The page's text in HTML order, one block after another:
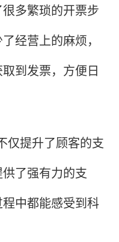
多繁琐的开票步
经营上的麻烦，
到发票，方便日
提升了顾客的支
了强有力的支
中都能感受到科